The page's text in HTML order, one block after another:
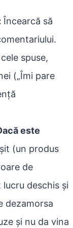
Încearcă să
spuse,
(„Îmi pare
este
(un produs
de
deschis și
dezamorsa
și nu da vina